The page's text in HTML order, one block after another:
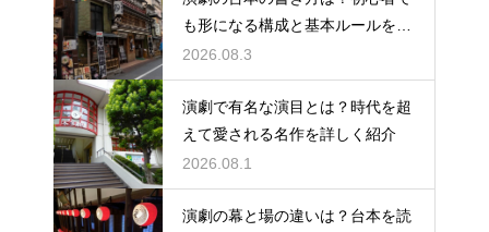
も形になる構成と基本ルールを解
説
2026.08.3
演劇で有名な演目とは？時代を超
えて愛される名作を詳しく紹介
2026.08.1
演劇の幕と場の違いは？台本を読